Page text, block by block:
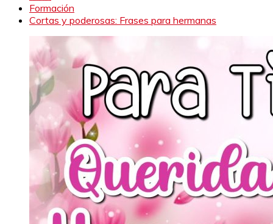
Formación
Cortas y poderosas: Frases para hermanas